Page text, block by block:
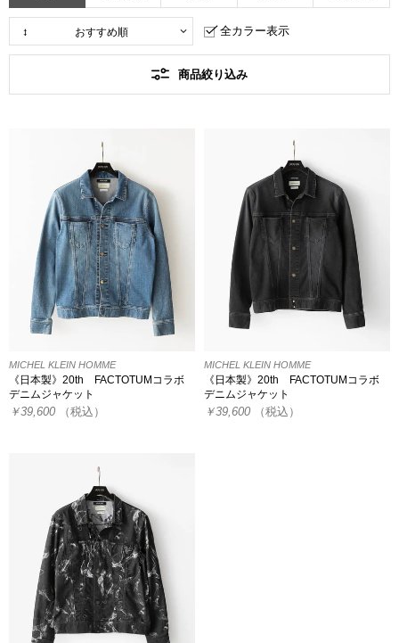
全カラー表示
商品絞り込み
MICHEL KLEIN HOMME
《日本製》20th FACTOTUMコラボ
デニムジャケット
￥39,600 （税込）
MICHEL KLEIN HOMME
《日本製》20th FACTOTUMコラボ
デニムジャケット
￥39,600 （税込）